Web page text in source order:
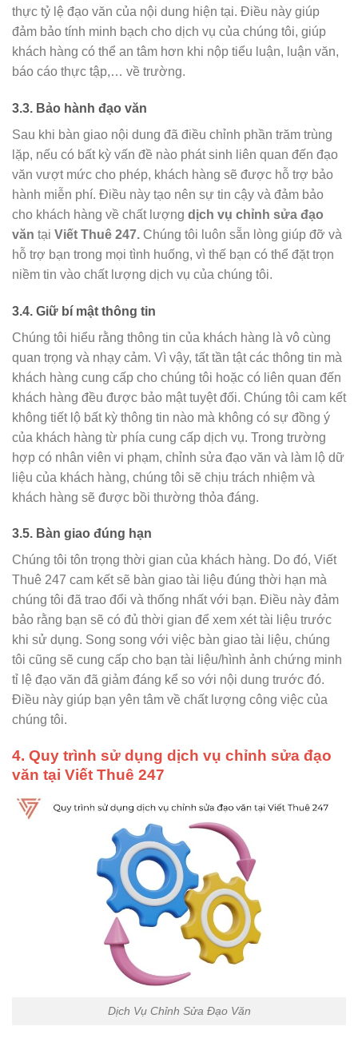
thực tỷ lệ đạo văn của nội dung hiện tại. Điều này giúp
đảm bảo tính minh bạch cho dịch vụ của chúng tôi, giúp
khách hàng có thể an tâm hơn khi nộp tiểu luận, luận văn,
báo cáo thực tập,… về trường.
3.3. Bảo hành đạo văn
Sau khi bàn giao nội dung đã điều chỉnh phần trăm trùng
lặp, nếu có bất kỳ vấn đề nào phát sinh liên quan đến đạo
văn vượt mức cho phép, khách hàng sẽ được hỗ trợ bảo
hành miễn phí. Điều này tạo nên sự tin cậy và đảm bảo
cho khách hàng về chất lượng dịch vụ chỉnh sửa đạo
văn tại Viết Thuê 247. Chúng tôi luôn sẵn lòng giúp đỡ và
hỗ trợ bạn trong mọi tình huống, vì thế bạn có thể đặt trọn
niềm tin vào chất lượng dịch vụ của chúng tôi.
3.4. Giữ bí mật thông tin
Chúng tôi hiểu rằng thông tin của khách hàng là vô cùng
quan trọng và nhạy cảm. Vì vậy, tất tần tật các thông tin mà
khách hàng cung cấp cho chúng tôi hoặc có liên quan đến
khách hàng đều được bảo mật tuyệt đối. Chúng tôi cam kết
không tiết lộ bất kỳ thông tin nào mà không có sự đồng ý
của khách hàng từ phía cung cấp dịch vụ. Trong trường
hợp có nhân viên vi phạm, chỉnh sửa đạo văn và làm lộ dữ
liệu của khách hàng, chúng tôi sẽ chịu trách nhiệm và
khách hàng sẽ được bồi thường thỏa đáng.
3.5. Bàn giao đúng hạn
Chúng tôi tôn trọng thời gian của khách hàng. Do đó, Viết
Thuê 247 cam kết sẽ bàn giao tài liệu đúng thời hạn mà
chúng tôi đã trao đổi và thống nhất với bạn. Điều này đảm
bảo rằng bạn sẽ có đủ thời gian để xem xét tài liệu trước
khi sử dụng. Song song với việc bàn giao tài liệu, chúng
tôi cũng sẽ cung cấp cho bạn tài liệu/hình ảnh chứng minh
tỉ lệ đạo văn đã giảm đáng kể so với nội dung trước đó.
Điều này giúp bạn yên tâm về chất lượng công việc của
chúng tôi.
4. Quy trình sử dụng dịch vụ chỉnh sửa đạo
văn tại Viết Thuê 247
Dịch Vụ Chỉnh Sửa Đạo Văn